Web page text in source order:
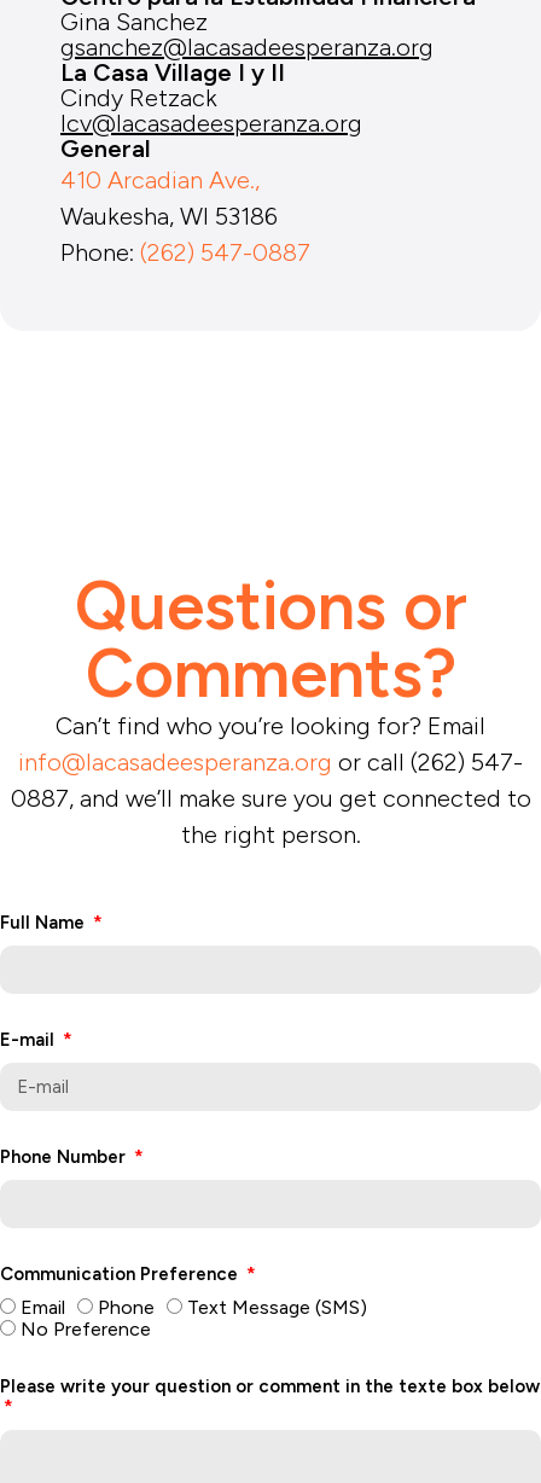
Gina Sanchez
gsanchez@lacasadeesperanza.org
La Casa Village I y II
Cindy Retzack
lcv@lacasadeesperanza.org
General
410 Arcadian Ave.,
Waukesha, WI 53186
Phone: (262) 547-0887
Questions or
Comments?
Can’t find who you’re looking for? Email
info@lacasadeesperanza.org or call (262) 547-
0887, and we’ll make sure you get connected to
the right person.
Full Name
E-mail
Phone Number
Communication Preference
Email Phone
Text Message (SMS)
No Preference
Please write your question or comment in the texte box below